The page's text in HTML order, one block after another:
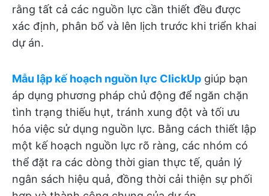
rằng tất cả các nguồn lực cần thiết đều được
xác định, phân bổ và lên lịch trước khi triển khai
dự án.
Mẫu lập kế hoạch nguồn lực ClickUp giúp bạn
áp dụng phương pháp chủ động để ngăn chặn
tình trạng thiếu hụt, tránh xung đột và tối ưu
hóa việc sử dụng nguồn lực. Bằng cách thiết lập
một kế hoạch nguồn lực rõ ràng, các nhóm có
thể đặt ra các dòng thời gian thực tế, quản lý
ngân sách hiệu quả, đồng thời cải thiện sự phối